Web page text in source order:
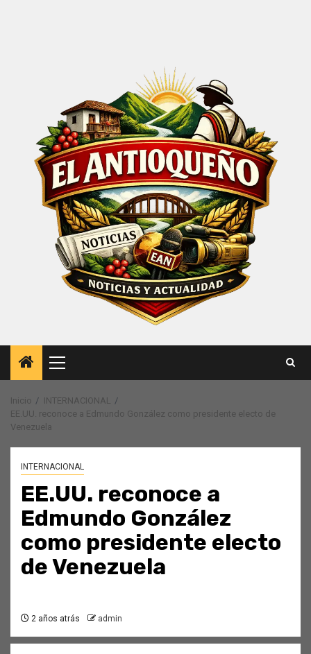
Menú
principal
Inicio
INTERNACIONAL
EE.UU. reconoce a Edmundo González como presidente electo de
Venezuela
INTERNACIONAL
EE.UU. reconoce a
Edmundo González
como presidente electo
de Venezuela
2 años atrás admin